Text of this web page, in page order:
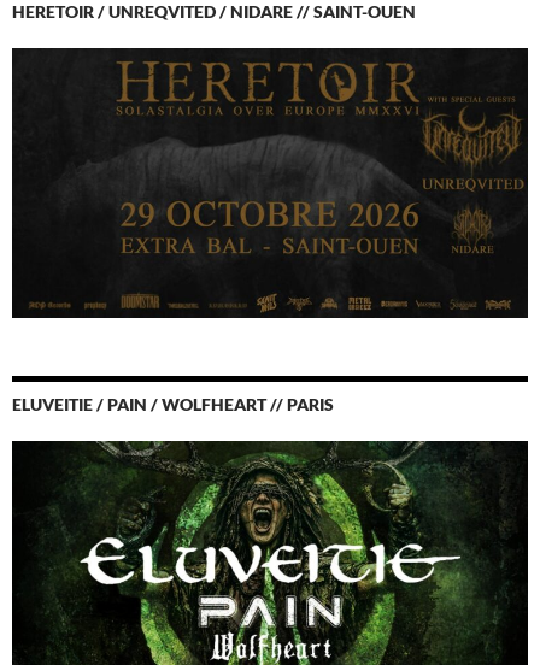
HERETOIR / UNREQVITED / NIDARE // SAINT-OUEN
ELUVEITIE / PAIN / WOLFHEART // PARIS